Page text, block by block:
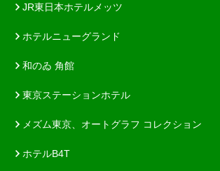
JR東日本ホテルメッツ
ホテルニューグランド
和のゐ 角館
東京ステーションホテル
メズム東京、オートグラフ コレクション
ホテルB4T